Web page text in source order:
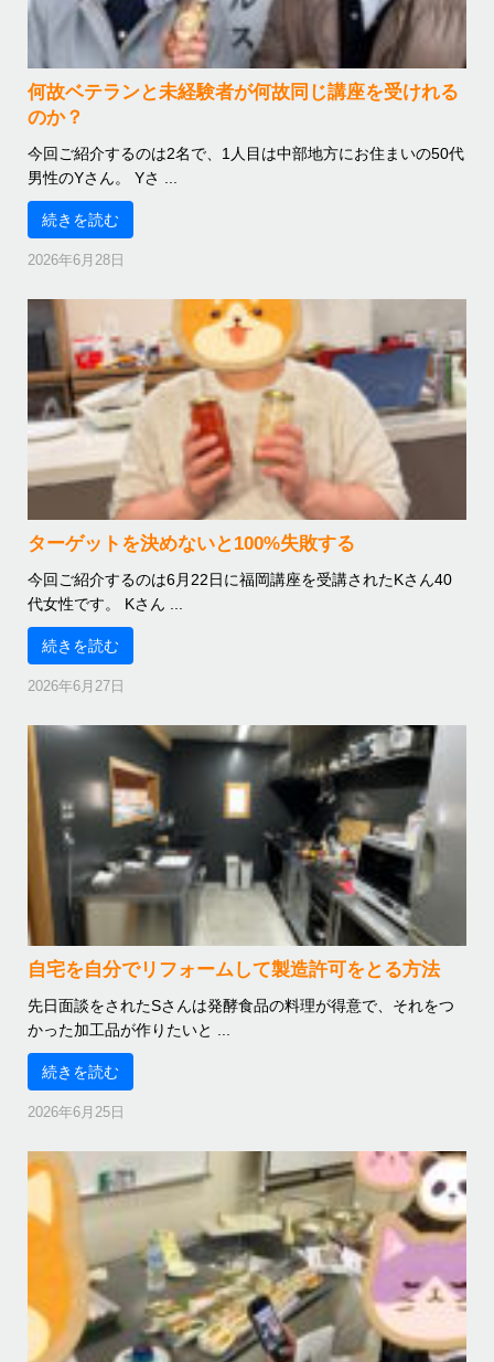
何故ベテランと未経験者が何故同じ講座を受けれる
のか？
今回ご紹介するのは2名で、1人目は中部地方にお住まいの50代
男性のYさん。 Yさ ...
続きを読む
2026年6月28日
ターゲットを決めないと100%失敗する
今回ご紹介するのは6月22日に福岡講座を受講されたKさん40
代女性です。 Kさん ...
続きを読む
2026年6月27日
自宅を自分でリフォームして製造許可をとる方法
先日面談をされたSさんは発酵食品の料理が得意で、それをつ
かった加工品が作りたいと ...
続きを読む
2026年6月25日